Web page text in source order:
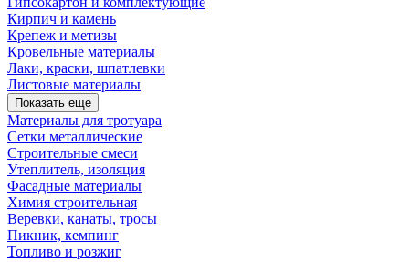
Кирпич и камень
Крепеж и метизы
Кровельные материалы
Лаки, краски, шпатлевки
Листовые материалы
Показать еще
Материалы для тротуара
Сетки металлические
Строительные смеси
Утеплитель, изоляция
Фасадные материалы
Химия строительная
Веревки, канаты, тросы
Пикник, кемпинг
Топливо и розжиг